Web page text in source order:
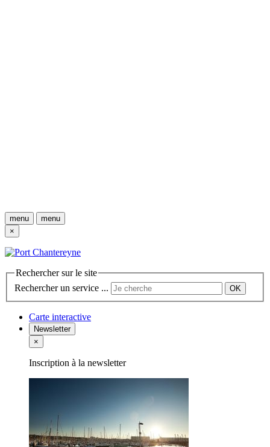
menu
menu
×
Rechercher sur le site
Rechercher un service ...
Carte interactive
Newsletter
×
Inscription à la newsletter